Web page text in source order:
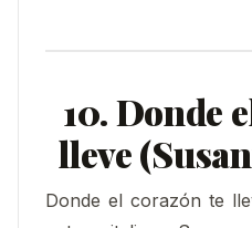
10. Donde
lleve
Donde el corazón te